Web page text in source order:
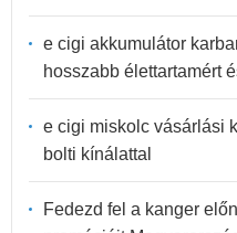
e cigi akkumulátor
hosszabb élettartamért
e cigi miskolc vásárlási
bolti kínálattal
Fedezd fel a kanger